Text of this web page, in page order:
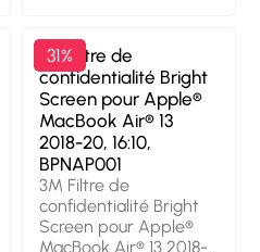
31%
3M Filtre de
confidentialité Bright
Screen pour Apple®
MacBook Air® 13
2018-20, 16:10,
BPNAP001
3M Filtre de
confidentialité Bright
Screen pour Apple®
MacBook Air® 13 2018-